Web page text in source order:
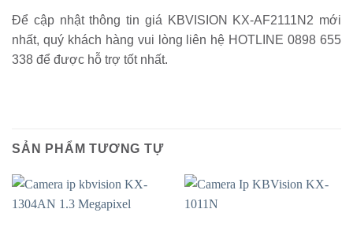
Để cập nhật thông tin giá KBVISION KX-AF2111N2 mới
nhất, quý khách hàng vui lòng liên hệ HOTLINE 0898 655
338 để được hỗ trợ tốt nhất.
SẢN PHẨM TƯƠNG TỰ